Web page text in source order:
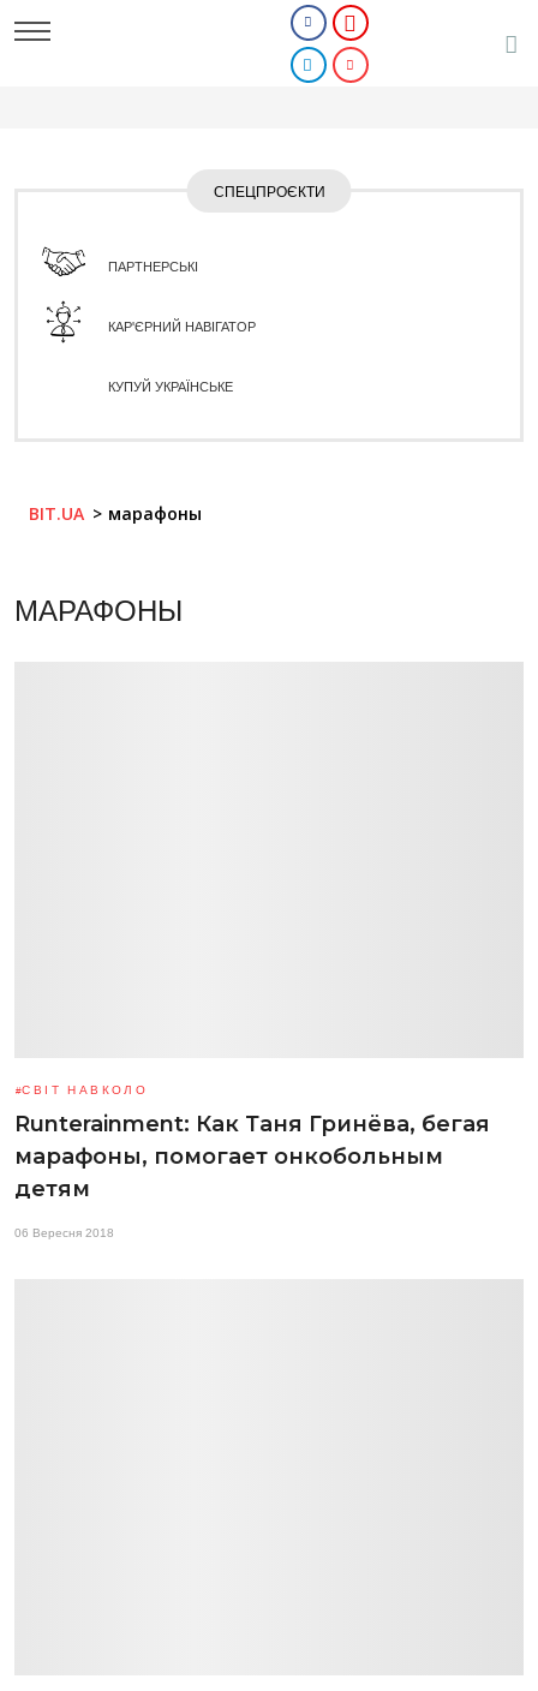
СПЕЦПРОЄКТИ
ПАРТНЕРСЬКІ
КАР'ЄРНИЙ НАВІГАТОР
КУПУЙ УКРАЇНСЬКЕ
BIT.UA марафоны
МАРАФОНЫ
СВІТ НАВКОЛО
Runterainment: Как Таня Гринёва, бегая
марафоны, помогает онкобольным
детям
06 Вересня 2018